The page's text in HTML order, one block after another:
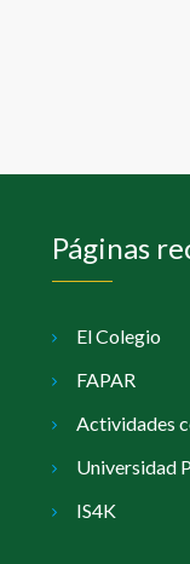
Páginas
El Colegio
FAPAR
Actividades
Universidad
IS4K